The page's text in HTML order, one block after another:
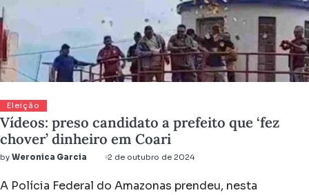
Eleição
Vídeos: preso candidato a prefeito que ‘fez
chover’ dinheiro em Coari
by Weronica Garcia 2 de outubro de 2024
A Polícia Federal do Amazonas prendeu, nesta